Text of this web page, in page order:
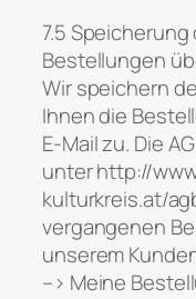
7.5
Bestellungen
Wir speichern
Ihnen die
E-Mail zu. Die
unter http://
kulturkreis.at/
vergangenen
unserem
–> Meine